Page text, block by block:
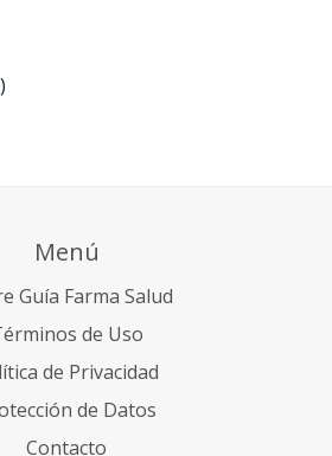
Menú
Guía Farma Salud
de Uso
de Privacidad
de Datos
Contacto